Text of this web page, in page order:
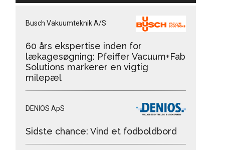
Busch Vakuumteknik A/S
60 års ekspertise inden for
lækagesøgning: Pfeiffer Vacuum+Fab
Solutions markerer en vigtig
milepæl
DENIOS ApS
Sidste chance: Vind et fodboldbord